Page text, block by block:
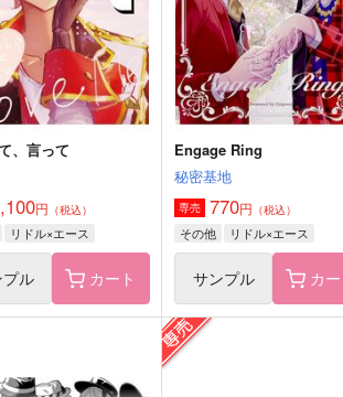
山伏国広
広
堀川国広
ル カート
刀剣乱舞
山伏国広
山姥切国広
堀川国広
サンプル カ
、言って
円 （税込）
リドル×エース
ル カート
Engage Ring
秘密基地
専売 770円 （税込）
その他 リドル×エース
サンプル カー